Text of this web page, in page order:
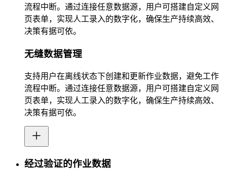
流程中断。通过连接任意数据源，用户可搭建自定义网
页表单，实现人工录入的数字化，确保生产持续高效、
决策有据可依。
无缝数据管理
支持用户在离线状态下创建和更新作业数据，避免工作
流程中断。通过连接任意数据源，用户可搭建自定义网
页表单，实现人工录入的数字化，确保生产持续高效、
决策有据可依。
经过验证的作业数据